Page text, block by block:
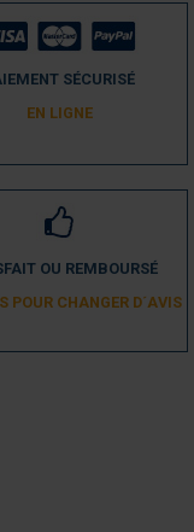
SÉCURISÉ
EN LIGNE
OU REMBOURSÉ
POUR CHANGER D´AVIS